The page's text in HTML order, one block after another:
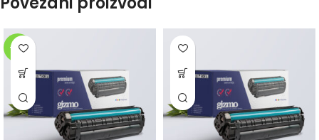
-20%